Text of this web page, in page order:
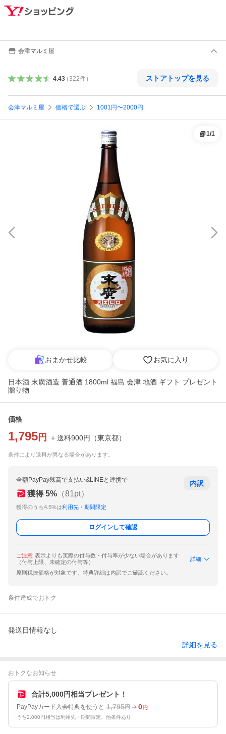
会津マルミ屋
4.43（322件） ストアトップを見る
会津マルミ屋 価格で選ぶ 1001円〜2000円
1/1
おまかせ比較 お気に入り
日本酒 末廣酒造 普通酒 1800ml 福島 会津 地酒 ギフト プレゼント
贈り物
価格
1,795 円 + 送料900円 （東京都）
条件により送料が異なる場合があります。
全額PayPay残高で支払い&LINEと連携で
獲得 5% （81pt）
獲得のうち4.5%は利用先・期間限定
内訳
ログインして確認
ご注意 表示よりも実際の付与数・付与率が少ない場合があります
（付与上限、未確定の付与等）
詳細
原則税抜価格が対象です。特典詳細は内訳でご確認ください。
条件達成でおトク
発送日情報なし
詳細を見る
おトクなお知らせ
合計5,000円相当プレゼント！
PayPayカード入会特典を使うと 1,795円 0円
うち2,000円相当は利用先・期間限定。他条件あり